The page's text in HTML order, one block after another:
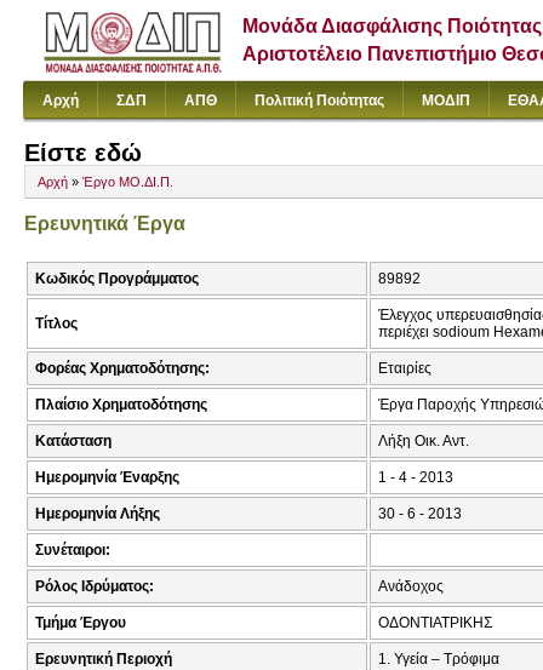
Μονάδα Διασφάλισης Ποιότητας
Αριστοτέλειο Πανεπιστήμιο
Αρχή ΣΔΠ ΑΠΘ Πολιτική Ποιότητας ΜΟΔΙΠ
Είστε εδώ
Αρχή » Έργο ΜΟ.ΔΙ.Π.
Ερευνητικά Έργα
Κωδικός Προγράμματος 89892
Τίτλος
Έλεγχος
περιέχει sodioum
Φορέας Χρηματοδότησης: Εταιρίες
Πλαίσιο Χρηματοδότησης Έργα Παροχής
Κατάσταση Λήξη Οικ. Αντ.
Ημερομηνία Έναρξης 1 - 4 - 2013
Ημερομηνία Λήξης 30 - 6 - 2013
Συνέταιροι:
Ρόλος Ιδρύματος: Ανάδοχος
Τμήμα Έργου ΟΔΟΝΤΙΑΤΡΙΚΗΣ
Ερευνητική Περιοχή 1. Υγεία – Τρόφιμα